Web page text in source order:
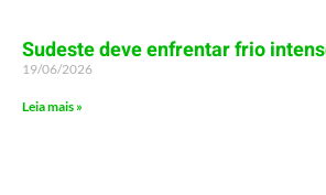
Sudeste deve enfrentar frio
19/06/2026
Leia mais »